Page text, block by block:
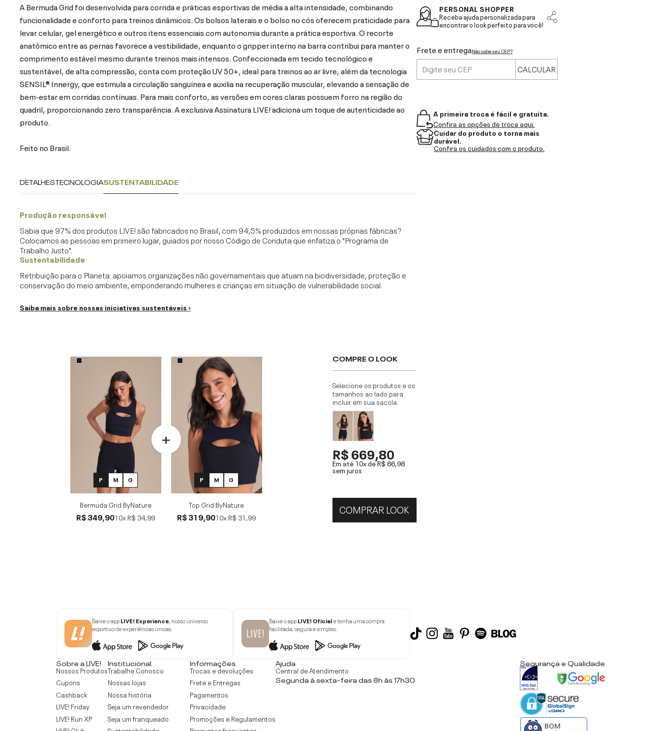
A Bermuda Grid foi desenvolvida para corrida e práticas esportivas de média a alta intensidade, combinando
funcionalidade e conforto para treinos dinâmicos. Os bolsos laterais e o bolso no cós oferecem praticidade para
levar celular, gel energético e outros itens essenciais com autonomia durante a prática esportiva. O recorte
anatômico entre as pernas favorece a vestibilidade, enquanto o gripper interno na barra contribui para manter o
comprimento estável mesmo durante treinos mais intensos. Confeccionada em tecido tecnológico e
sustentável, de alta compressão, conta com proteção UV 50+, ideal para treinos ao ar livre, além da tecnologia
SENSIL® Innergy, que estimula a circulação sanguínea e auxilia na recuperação muscular, elevando a sensação de
bem-estar em corridas contínuas. Para mais conforto, as versões em cores claras possuem forro na região do
quadril, proporcionando zero transparência. A exclusiva Assinatura LIVE! adiciona um toque de autenticidade ao
produto.
Feito no Brasil.
DETALHESTECNOLOGIASUSTENTABILIDADE
Produção responsável
Sabia que 97% dos produtos LIVE! são fabricados no Brasil, com 94,5% produzidos em nossas próprias fábricas?
Colocamos as pessoas em primeiro lugar, guiados por nosso Código de Conduta que enfatiza o "Programa de
Trabalho Justo".
Sustentabilidade
Retribuição para o Planeta: apoiamos organizações não governamentais que atuam na biodiversidade, proteção e
conservação do meio ambiente, emponderando mulheres e crianças em situação de vulnerabilidade social.
Saiba mais sobre nossas iniciativas sustentáveis ›
P M G
Bermuda Grid ByNature
R$ 349,9010xR$ 34,99
P M G
Top Grid ByNature
R$ 319,9010xR$ 31,99
COMPRE O LOOK
Selecione os produtos e os
tamanhos ao lado para
incluir em sua sacola.
R$ 669,80
Em até 10x deR$ 66,98
sem juros
COMPRAR LOOK
PERSONAL SHOPPER
Receba ajuda personalizada para
encontrar o look perfeito para você!
Frete e entregaNão sabe seu CEP?
CALCULAR
A primeira troca é fácil e gratuita.
Confira as opções de troca aqui.
Cuidar do produto o torna mais
durável.
Confira os cuidados com o produto.
Baixe o appLIVE! Experience, nosso universo
esportivo de experiências únicas.
Baixe o appLIVE! Oficiale tenha uma compra
facilitada, segura e simples.
Sobre a LIVE!
Nossos Produtos
Cupons
Cashback
LIVE! Friday
LIVE! Run XP
Institucional
Trabalhe Conosco
Nossas lojas
Nossa história
Seja um revendedor
Seja um franqueado
Informações
Trocas e devoluções
Frete e Entregas
Pagamentos
Privacidade
Promoções e Regulamentos
Ajuda
Central de Atendimento
Segunda à sexta-feira das 8h às 17h30
Segurança e Qualidade
BOM